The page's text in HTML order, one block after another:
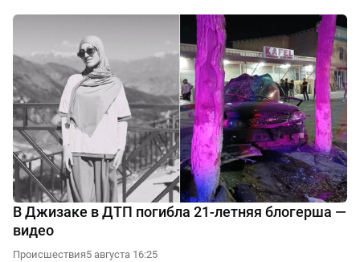
В Джизаке в ДТП погибла 21-летняя блогерша —
видео
Происшествия5 августа 16:25